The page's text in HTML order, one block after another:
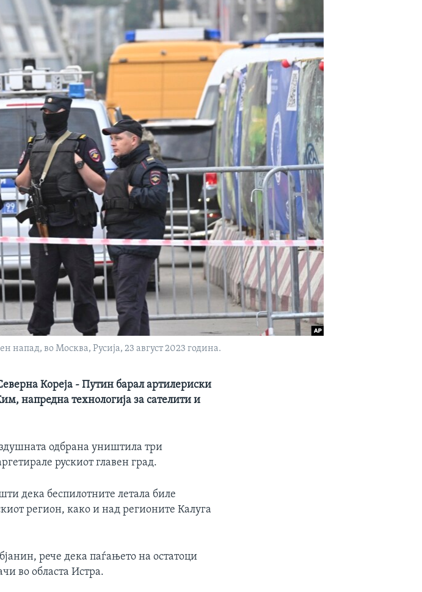
напад, во Москва, Русија, 23 август 2023 година.
Кореја - Путин барал артилериски
напредна технологија за сателити и
одбрана уништила три
рускиот главен град.
дека беспилотните летала биле
регион, како и над регионите Калуга
рече дека паѓањето на остатоци
во областа Истра.